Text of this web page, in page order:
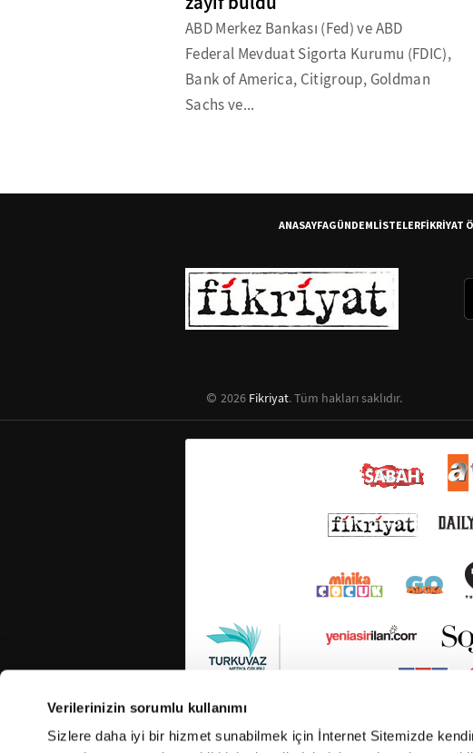
Verilerinizin sorumlu kullanımı
Sizlere daha iyi bir hizmet sunabilmek için İnternet Sitemizde
ABD Merkez Bankası (Fed) ve ABD
Federal Mevduat Sigorta Kurumu (FDIC),
Bank of America, Citigroup, Goldman
Sachs ve...
ANASAYFAGÜNDEMLİSTELERFİKRİYAT
2026 Fikriyat. Tüm hakları saklıdır.